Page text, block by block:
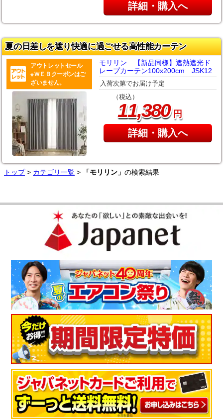
詳細・購入へ
夏の日差しを遮り快適に過ごせる高性能カーテン
アウトレットセール
※ＷＥＢクーポンはご
ざいません。
モリリン 【新品同様】遮熱遮光ド
レープカーテン100x200cm JSK12
入荷次第でお届け予定
（税込）
11,380円
詳細・購入へ
トップ> カテゴリ一覧 > 「モリリン」 の検索結果